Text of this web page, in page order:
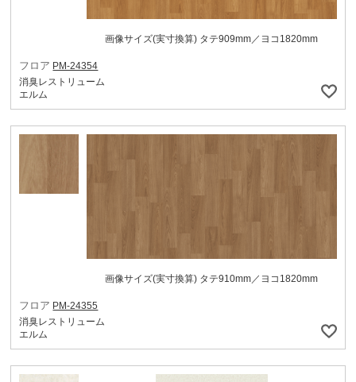
画像サイズ(実寸換算) タテ909mm／ヨコ1820mm
フロア PM-24354
消臭レストリューム
エルム
画像サイズ(実寸換算) タテ910mm／ヨコ1820mm
フロア PM-24355
消臭レストリューム
エルム